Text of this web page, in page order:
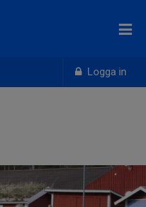
Logga in